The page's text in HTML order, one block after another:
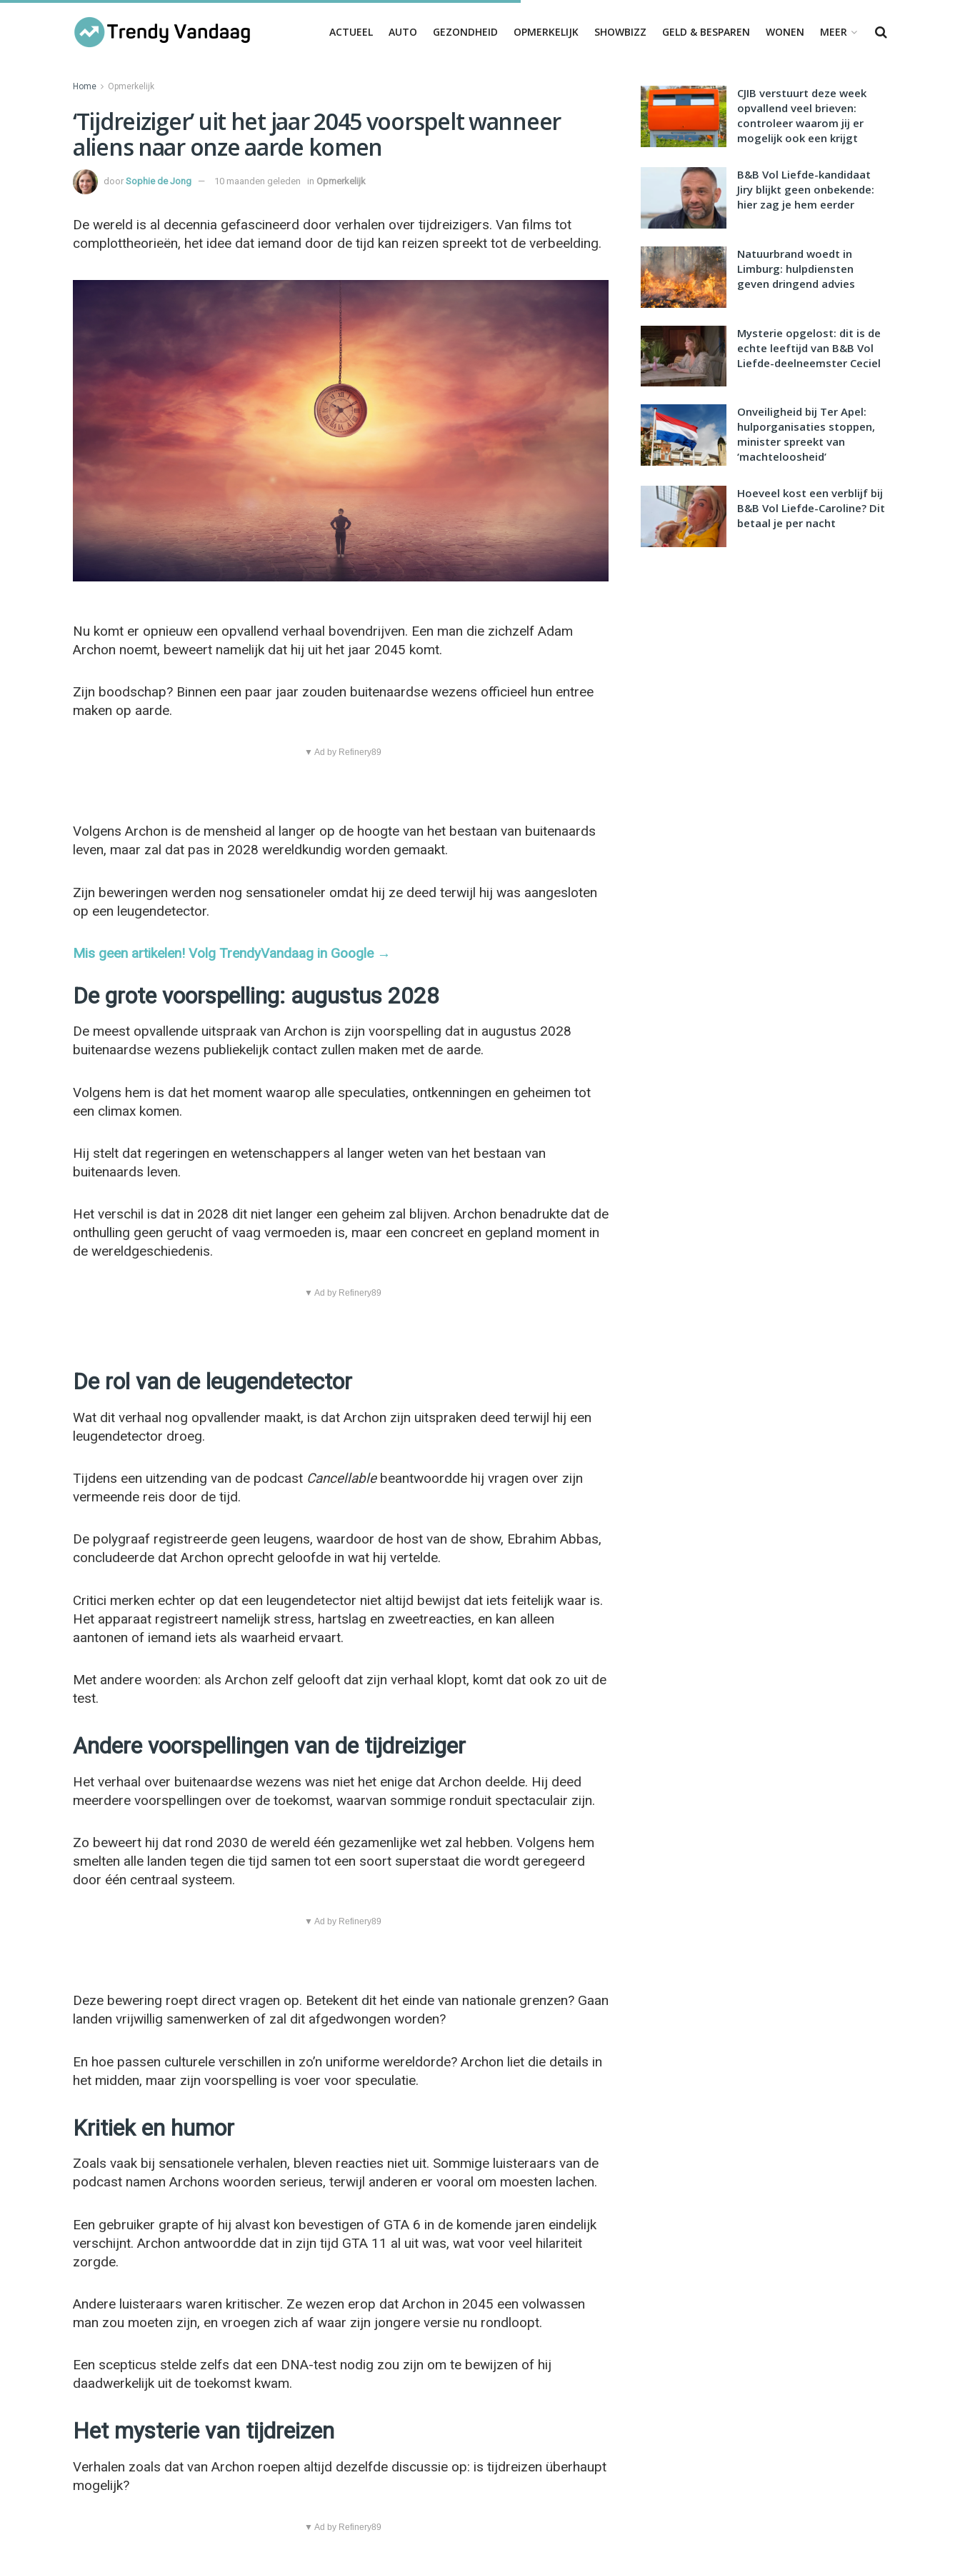
ACTUEEL AUTO GEZONDHEID OPMERKELIJK SHOWBIZZ GELD & BESPAREN WONEN MEER
Home Opmerkelijk
‘Tijdreiziger’ uit het jaar 2045 voorspelt wanneer
aliens naar onze aarde komen
door Sophie de Jong 10 maanden geleden in Opmerkelijk
De wereld is al decennia gefascineerd door verhalen over tijdreizigers. Van films tot
complottheorieën, het idee dat iemand door de tijd kan reizen spreekt tot de verbeelding.
Nu komt er opnieuw een opvallend verhaal bovendrijven. Een man die zichzelf Adam
Archon noemt, beweert namelijk dat hij uit het jaar 2045 komt.
Zijn boodschap? Binnen een paar jaar zouden buitenaardse wezens officieel hun entree
maken op aarde.
▼ Ad by Refinery89
Volgens Archon is de mensheid al langer op de hoogte van het bestaan van buitenaards
leven, maar zal dat pas in 2028 wereldkundig worden gemaakt.
Zijn beweringen werden nog sensationeler omdat hij ze deed terwijl hij was aangesloten
op een leugendetector.
Mis geen artikelen! Volg TrendyVandaag in Google →
De grote voorspelling: augustus 2028
De meest opvallende uitspraak van Archon is zijn voorspelling dat in augustus 2028
buitenaardse wezens publiekelijk contact zullen maken met de aarde.
Volgens hem is dat het moment waarop alle speculaties, ontkenningen en geheimen tot
een climax komen.
Hij stelt dat regeringen en wetenschappers al langer weten van het bestaan van
buitenaards leven.
Het verschil is dat in 2028 dit niet langer een geheim zal blijven. Archon benadrukte dat de
onthulling geen gerucht of vaag vermoeden is, maar een concreet en gepland moment in
de wereldgeschiedenis.
▼ Ad by Refinery89
De rol van de leugendetector
Wat dit verhaal nog opvallender maakt, is dat Archon zijn uitspraken deed terwijl hij een
leugendetector droeg.
Tijdens een uitzending van de podcast Cancellablebeantwoordde hij vragen over zijn
vermeende reis door de tijd.
De polygraaf registreerde geen leugens, waardoor de host van de show, Ebrahim Abbas,
concludeerde dat Archon oprecht geloofde in wat hij vertelde.
Critici merken echter op dat een leugendetector niet altijd bewijst dat iets feitelijk waar is.
Het apparaat registreert namelijk stress, hartslag en zweetreacties, en kan alleen
aantonen of iemand iets als waarheid ervaart.
Met andere woorden: als Archon zelf gelooft dat zijn verhaal klopt, komt dat ook zo uit de
test.
Andere voorspellingen van de tijdreiziger
Het verhaal over buitenaardse wezens was niet het enige dat Archon deelde. Hij deed
meerdere voorspellingen over de toekomst, waarvan sommige ronduit spectaculair zijn.
Zo beweert hij dat rond 2030 de wereld één gezamenlijke wet zal hebben. Volgens hem
smelten alle landen tegen die tijd samen tot een soort superstaat die wordt geregeerd
door één centraal systeem.
▼ Ad by Refinery89
Deze bewering roept direct vragen op. Betekent dit het einde van nationale grenzen? Gaan
landen vrijwillig samenwerken of zal dit afgedwongen worden?
En hoe passen culturele verschillen in zo’n uniforme wereldorde? Archon liet die details in
het midden, maar zijn voorspelling is voer voor speculatie.
Kritiek en humor
Zoals vaak bij sensationele verhalen, bleven reacties niet uit. Sommige luisteraars van de
podcast namen Archons woorden serieus, terwijl anderen er vooral om moesten lachen.
Een gebruiker grapte of hij alvast kon bevestigen of GTA 6 in de komende jaren eindelijk
verschijnt. Archon antwoordde dat in zijn tijd GTA 11 al uit was, wat voor veel hilariteit
zorgde.
Andere luisteraars waren kritischer. Ze wezen erop dat Archon in 2045 een volwassen
man zou moeten zijn, en vroegen zich af waar zijn jongere versie nu rondloopt.
Een scepticus stelde zelfs dat een DNA-test nodig zou zijn om te bewijzen of hij
daadwerkelijk uit de toekomst kwam.
Het mysterie van tijdreizen
Verhalen zoals dat van Archon roepen altijd dezelfde discussie op: is tijdreizen überhaupt
mogelijk?
▼ Ad by Refinery89
CJIB verstuurt deze week
opvallend veel brieven:
controleer waarom jij er
mogelijk ook een krijgt
B&B Vol Liefde-kandidaat
Jiry blijkt geen onbekende:
hier zag je hem eerder
Natuurbrand woedt in
Limburg: hulpdiensten
geven dringend advies
Mysterie opgelost: dit is de
echte leeftijd van B&B Vol
Liefde-deelneemster Ceciel
Onveiligheid bij Ter Apel:
hulporganisaties stoppen,
minister spreekt van
‘machteloosheid’
Hoeveel kost een verblijf bij
B&B Vol Liefde-Caroline? Dit
betaal je per nacht